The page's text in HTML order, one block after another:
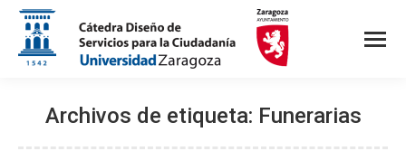
Archivos de etiqueta: Funerarias